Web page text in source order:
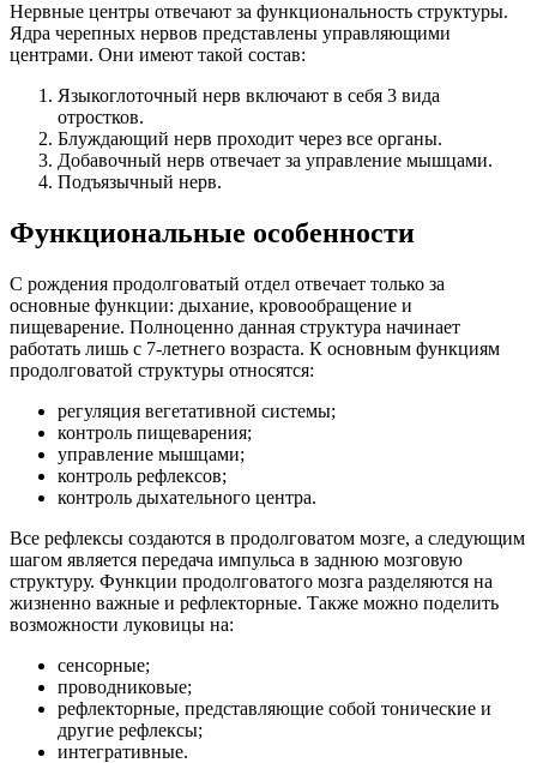
Нервные центры отвечают за функциональность структуры.
Ядра черепных нервов представлены управляющими
центрами. Они имеют такой состав:
Языкоглоточный нерв включают в себя 3 вида
отростков.
Блуждающий нерв проходит через все органы.
Добавочный нерв отвечает за управление мышцами.
Подъязычный нерв.
Функциональные особенности
С рождения продолговатый отдел отвечает только за
основные функции: дыхание, кровообращение и
пищеварение. Полноценно данная структура начинает
работать лишь с 7-летнего возраста. К основным функциям
продолговатой структуры относятся:
регуляция вегетативной системы;
контроль пищеварения;
управление мышцами;
контроль рефлексов;
контроль дыхательного центра.
Все рефлексы создаются в продолговатом мозге, а следующим
шагом является передача импульса в заднюю мозговую
структуру. Функции продолговатого мозга разделяются на
жизненно важные и рефлекторные. Также можно поделить
возможности луковицы на:
сенсорные;
проводниковые;
рефлекторные, представляющие собой тонические и
другие рефлексы;
интегративные.